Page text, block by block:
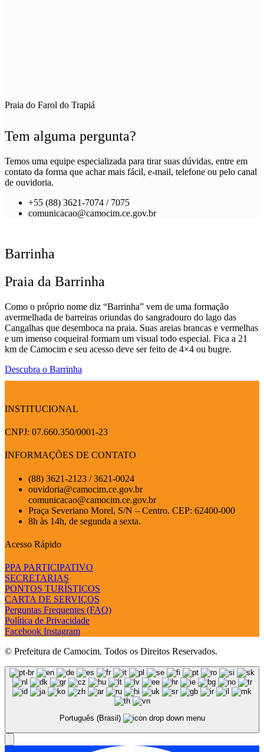
Praia do Farol do Trapiá
Tem alguma pergunta?
Temos uma equipe especializada para tirar suas dúvidas, entre em
contato da forma que achar mais fácil, e-mail, telefone ou pelo canal
de ouvidoria.
+55 (88) 3621-7074 / 7075
comunicacao@camocim.ce.gov.br
Barrinha
Praia da Barrinha
Como o próprio nome diz “Barrinha” vem de uma formação
avermelhada de barreiras oriundas do sangradouro do lago das
Cangalhas que desemboca na praia. Suas areias brancas e vermelhas
e um imenso coqueiral formam um visual todo especial. Fica a 21
km de Camocim e seu acesso deve ser feito de 4×4 ou bugre.
Descubra o Barrinha
INSTITUCIONAL
CNPJ: 07.660.350/0001-23
INFORMAÇÕES DE CONTATO
(88) 3621-2123 / 3621-0024
ouvidoria@camocim.ce.gov.br
comunicacao@camocim.ce.gov.br
Praça Severiano Morel, S/N – Centro. CEP: 62400-000
8h às 14h, de segunda a sexta.
Acesso Rápido
PPA PARTICIPATIVO
SECRETARIAS
PONTOS TURÍSTICOS
CARTA DE SERVIÇOS
Perguntas Frequentes (FAQ)
Política de Privacidade
Facebook Instagram
© Prefeitura de Camocim. Todos os Direitos Reservados.
Português (Brasil)